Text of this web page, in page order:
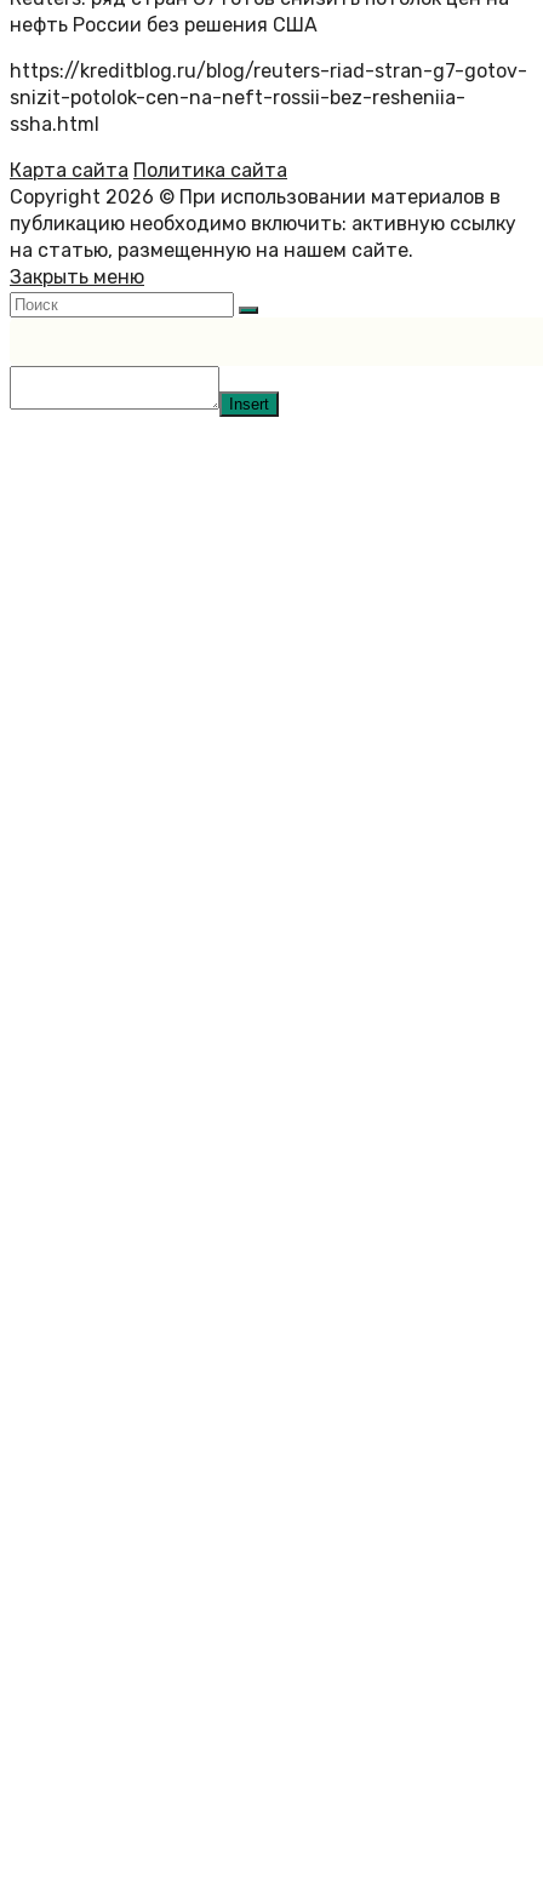
нефть России без решения США
https://kreditblog.ru/blog/reuters-riad-stran-g7-gotov-
snizit-potolok-cen-na-neft-rossii-bez-resheniia-
ssha.html
Карта сайта Политика сайта
Copyright 2026 © При использовании материалов в
публикацию необходимо включить: активную ссылку
на статью, размещенную на нашем сайте.
Закрыть меню
Insert